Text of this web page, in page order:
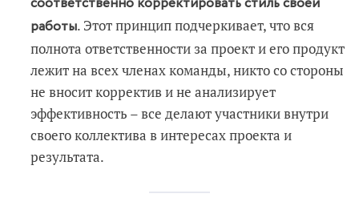
работы. Этот принцип подчеркивает, что вся
полнота ответственности за проект и его продукт
лежит на всех членах команды, никто со стороны
не вносит корректив и не анализирует
эффективность – все делают участники внутри
своего коллектива в интересах проекта и
результата.